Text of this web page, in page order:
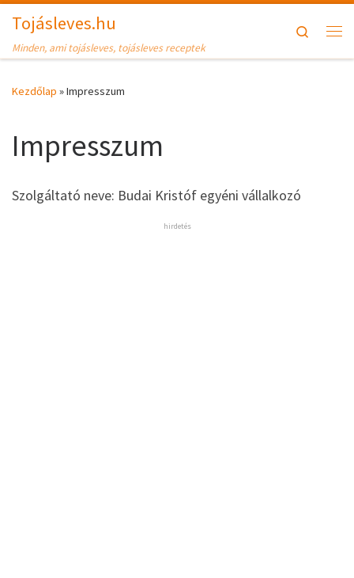
Skip to content
Tojásleves.hu
Minden, ami tojásleves, tojásleves receptek
Search
Kezdőlap »Impresszum
Impresszum
Szolgáltató neve: Budai Kristóf egyéni vállalkozó
hirdetés